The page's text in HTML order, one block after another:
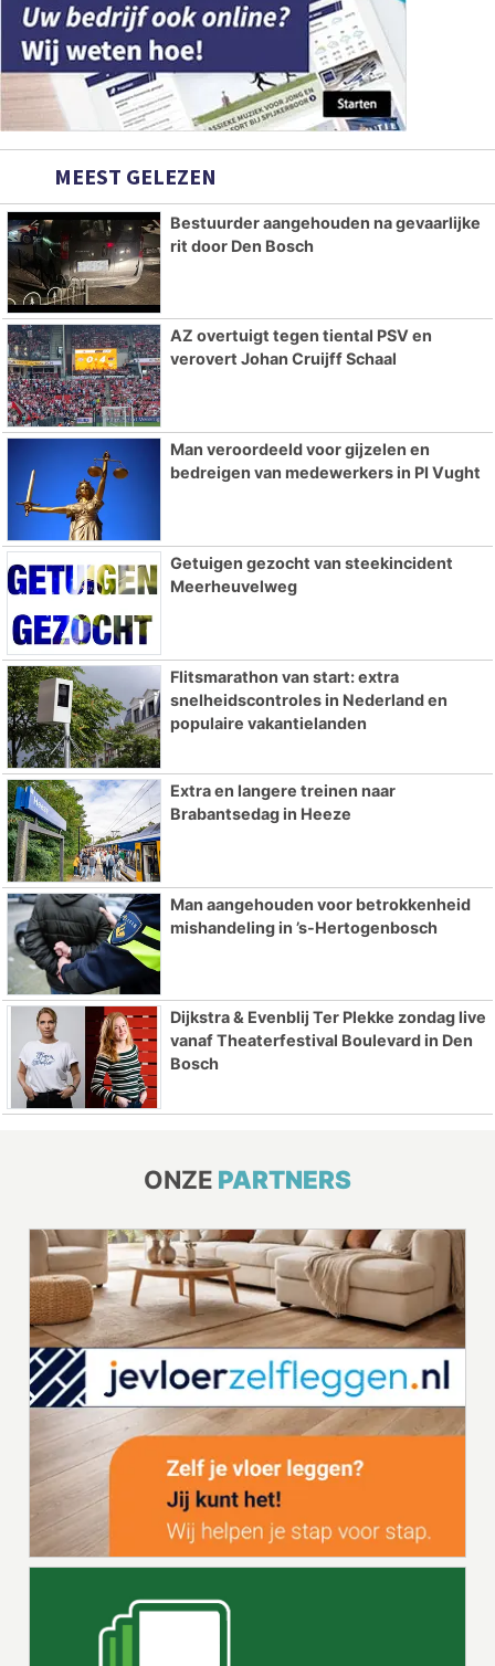
MEEST GELEZEN
Bestuurder aangehouden na gevaarlijke
rit door Den Bosch
AZ overtuigt tegen tiental PSV en
verovert Johan Cruijff Schaal
Man veroordeeld voor gijzelen en
bedreigen van medewerkers in PI Vught
Getuigen gezocht van steekincident
Meerheuvelweg
Flitsmarathon van start: extra
snelheidscontroles in Nederland en
populaire vakantielanden
Extra en langere treinen naar
Brabantsedag in Heeze
Man aangehouden voor betrokkenheid
mishandeling in ’s-Hertogenbosch
Dijkstra & Evenblij Ter Plekke zondag live
vanaf Theaterfestival Boulevard in Den
Bosch
ONZE PARTNERS